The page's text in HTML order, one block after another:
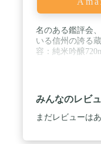
名のある鑑評会
いる信州の誇る
容：純米吟醸
みんなのレビ
まだレビューは